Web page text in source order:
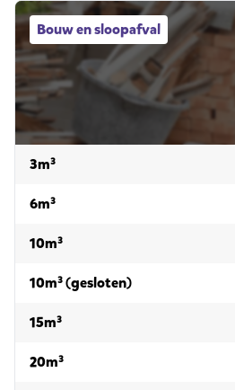
Bouw en sloopafval
Bouw en sloopafval
3m³voor bouw en sloopafval
6m³voor bouw en sloopafval
10m³voor bouw en sloopafval
10m³ (gesloten)voor bouw en
15m³voor bouw en sloopafval
20m³voor bouw en sloopafval